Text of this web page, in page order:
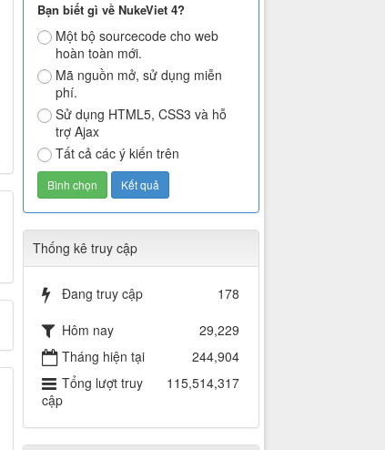
Bạn biết gì về NukeViet 4?
Một bộ sourcecode cho web
hoàn toàn mới.
Mã nguồn mở, sử dụng miễn
phí.
Sử dụng HTML5, CSS3 và hỗ
trợ Ajax
Tất cả các ý kiến trên
Thống kê truy cập
Đang truy cập
178
Hôm nay
29,229
Tháng hiện tại
244,904
Tổng lượt truy
cập
115,514,317